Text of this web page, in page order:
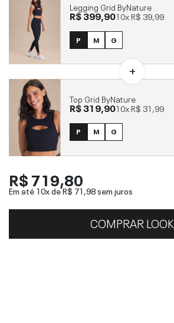
Legging Grid ByNature
R$ 399,9010xR$ 39,99
P M G
Top Grid ByNature
R$ 319,9010xR$ 31,99
P M G
R$ 719,80
Em até 10x deR$ 71,98sem juros
COMPRAR LOOK